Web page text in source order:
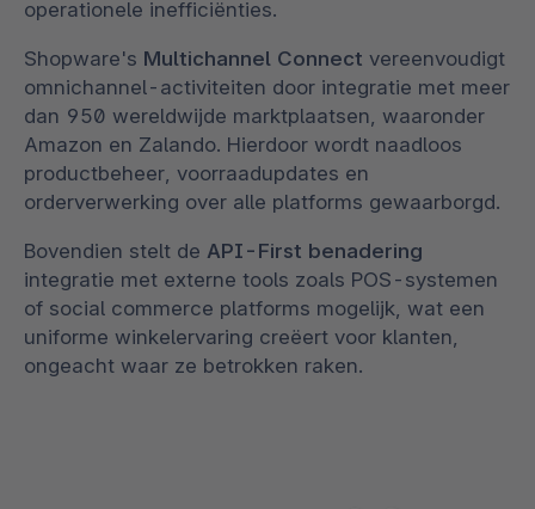
operationele inefficiënties.
Shopware's Multichannel Connect vereenvoudigt
omnichannel-activiteiten door integratie met meer
dan 950 wereldwijde marktplaatsen, waaronder
Amazon en Zalando. Hierdoor wordt naadloos
productbeheer, voorraadupdates en
orderverwerking over alle platforms gewaarborgd.
Bovendien stelt de API-First benadering
integratie met externe tools zoals POS-systemen
of social commerce platforms mogelijk, wat een
uniforme winkelervaring creëert voor klanten,
ongeacht waar ze betrokken raken.